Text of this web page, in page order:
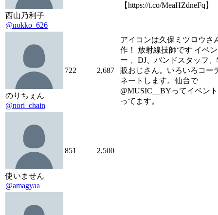
西山乃利子
@nokko_626
【https://t.co/MeaHZdneFq】
のりちぇん
@nori_chain
722 2,687
アイコンは久保ミツロウさ
作！ 放射線技師です イベ
ー 、DJ、バンドスタッフ
販おじさん。いろいろコー
ネートします。仙台で
@MUSIC__BYってイベン
ってます。
使いません
@amagyaa
851 2,500